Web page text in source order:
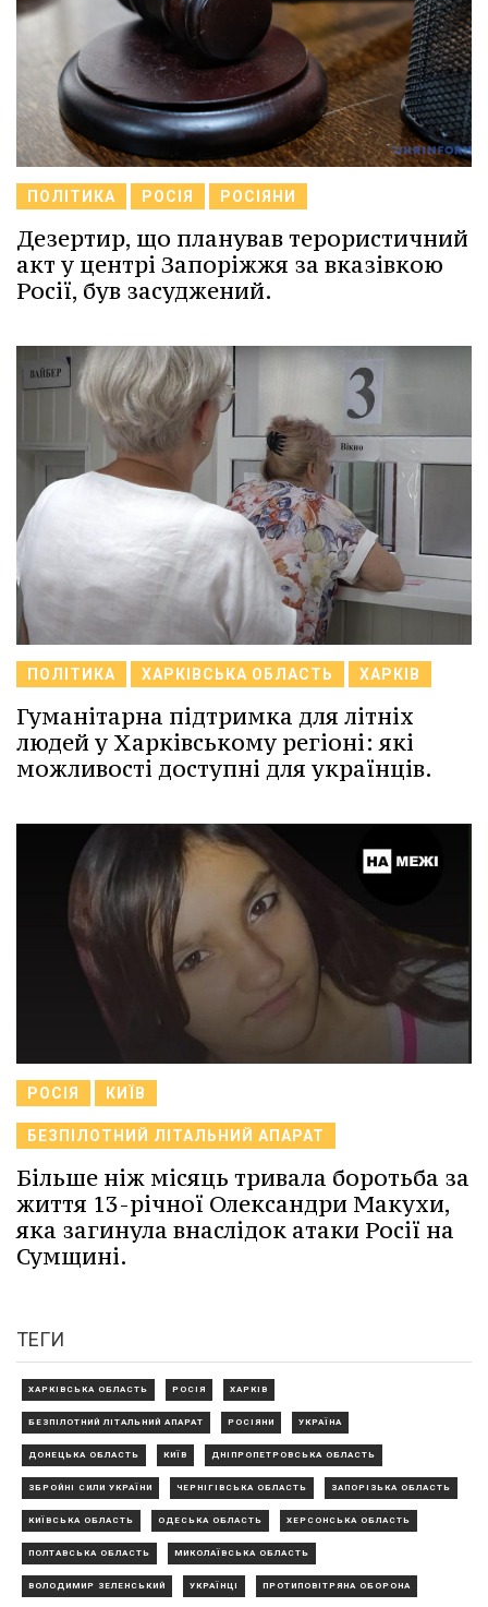
ПОЛІТИКА РОСІЯ РОСІЯНИ
Дезертир, що планував терористичний
акт у центрі Запоріжжя за вказівкою
Росії, був засуджений.
ПОЛІТИКА ХАРКІВСЬКА ОБЛАСТЬ ХАРКІВ
Гуманітарна підтримка для літніх
людей у Харківському регіоні: які
можливості доступні для українців.
РОСІЯ КИЇВ
БЕЗПІЛОТНИЙ ЛІТАЛЬНИЙ АПАРАТ
Більше ніж місяць тривала боротьба за
життя 13-річної Олександри Макухи,
яка загинула внаслідок атаки Росії на
Сумщині.
ТЕГИ
ХАРКІВСЬКА ОБЛАСТЬ РОСІЯ ХАРКІВ
БЕЗПІЛОТНИЙ ЛІТАЛЬНИЙ АПАРАТ РОСІЯНИ УКРАЇНА
ДОНЕЦЬКА ОБЛАСТЬ КИЇВ ДНІПРОПЕТРОВСЬКА ОБЛАСТЬ
ЗБРОЙНІ СИЛИ УКРАЇНИ ЧЕРНІГІВСЬКА ОБЛАСТЬ ЗАПОРІЗЬКА ОБЛАСТЬ
КИЇВСЬКА ОБЛАСТЬ ОДЕСЬКА ОБЛАСТЬ ХЕРСОНСЬКА ОБЛАСТЬ
ПОЛТАВСЬКА ОБЛАСТЬ МИКОЛАЇВСЬКА ОБЛАСТЬ
ВОЛОДИМИР ЗЕЛЕНСЬКИЙ УКРАЇНЦІ ПРОТИПОВІТРЯНА ОБОРОНА